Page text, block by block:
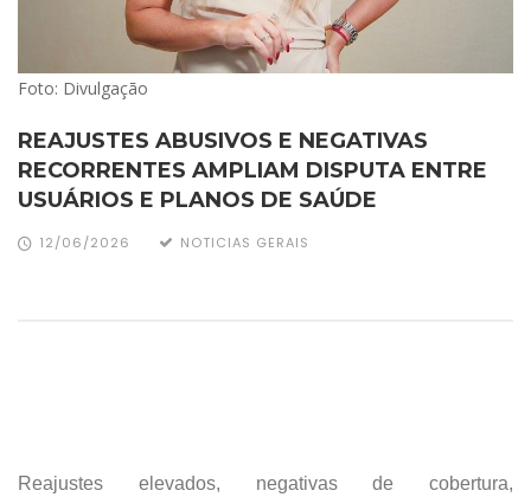
Foto: Divulgação
REAJUSTES ABUSIVOS E NEGATIVAS
RECORRENTES AMPLIAM DISPUTA ENTRE
USUÁRIOS E PLANOS DE SAÚDE
12/06/2026 NOTICIAS GERAIS
Reajustes elevados, negativas de cobertura,